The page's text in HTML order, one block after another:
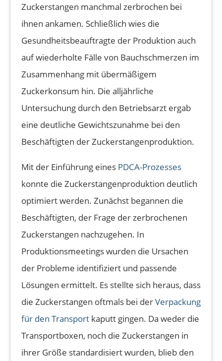
Zuckerstangen manchmal zerbrochen bei
ihnen ankamen. Schließlich wies die
Gesundheitsbeauftragte der Produktion auch
auf wiederholte Fälle von Bauchschmerzen im
Zusammenhang mit übermäßigem
Zuckerkonsum hin. Die alljährliche
Untersuchung durch den Betriebsarzt ergab
eine deutliche Gewichtszunahme bei den
Beschäftigten der Zuckerstangenproduktion.
Mit der Einführung eines PDCA-Prozesses
konnte die Zuckerstangenproduktion deutlich
optimiert werden. Zunächst begannen die
Beschäftigten, der Frage der zerbrochenen
Zuckerstangen nachzugehen. In
Produktionsmeetings wurden die Ursachen
der Probleme identifiziert und passende
Lösungen ermittelt. Es stellte sich heraus, dass
die Zuckerstangen oftmals bei derVerpackung
für den Transportkaputt gingen. Da weder die
Transportboxen, noch die Zuckerstangen in
ihrer Größe standardisiert wurden, blieb den